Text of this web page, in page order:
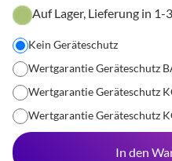
Auf Lager, Lieferung in 1-
Kein Geräteschutz
Wertgarantie Geräteschutz
Wertgarantie Geräteschutz
Wertgarantie Geräteschutz
In den